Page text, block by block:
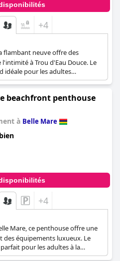
+4
flambant neuve offre des
à Trou d'Eau Douce. Le
idéale pour les adultes
et luxueuse.
beachfront penthouse
à Belle Mare
+4
Mare, ce penthouse offre une
des équipements luxueux. Le
pour les adultes à la
gamme.